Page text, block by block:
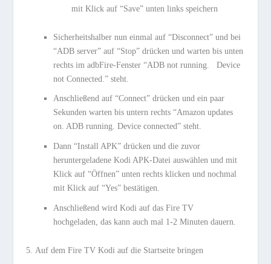
mit Klick auf “Save” unten links speichern
Sicherheitshalber nun einmal auf “Disconnect” und bei
“ADB server” auf “Stop” drücken und warten bis unten
rechts im adbFire-Fenster “ADB not running. Device
not Connected.” steht.
Anschließend auf “Connect” drücken und ein paar
Sekunden warten bis untern rechts “Amazon updates
on. ADB running. Device connected” steht.
Dann “Install APK” drücken und die zuvor
heruntergeladene Kodi APK-Datei auswählen und mit
Klick auf “Öffnen” unten rechts klicken und nochmal
mit Klick auf “Yes” bestätigen.
Anschließend wird Kodi auf das Fire TV
hochgeladen, das kann auch mal 1-2 Minuten dauern.
Auf dem Fire TV Kodi auf die Startseite bringen